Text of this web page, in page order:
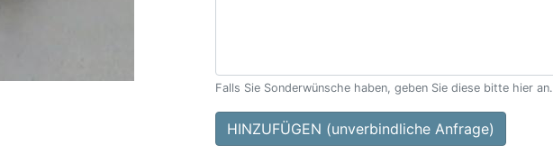
Falls Sie Sonderwünsche haben, geben Sie diese bitte hier an.
HINZUFÜGEN (unverbindliche Anfrage)